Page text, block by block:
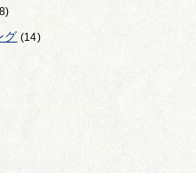
グ (14)